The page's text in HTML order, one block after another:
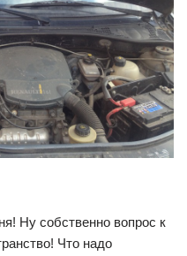
Ну собственно вопрос к
Что надо